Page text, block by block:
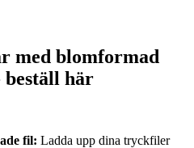
med blomformad
beställ här
fil: Ladda upp dina tryckfiler